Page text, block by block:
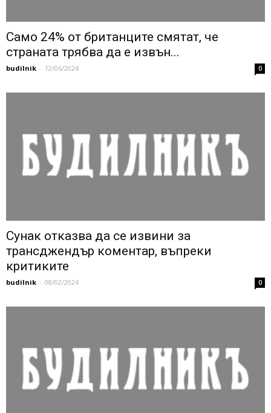
Само 24% от британците смятат, че
страната трябва да е извън...
budilnik - 12/06/2024 0
Сунак отказва да се извини за
трансджендър коментар, въпреки
критиките
budilnik - 08/02/2024 0